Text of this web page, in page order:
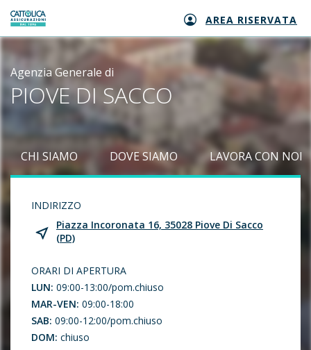
Generali logo AREA RISERVATA
Agenzia Generale di
PIOVE DI SACCO
CHI SIAMO DOVE SIAMO LAVORA CON NOI
INDIRIZZO
Piazza Incoronata 16, 35028 Piove Di Sacco
(PD)
ORARI DI APERTURA
LUN: 09:00-13:00/pom.chiuso
MAR-VEN: 09:00-18:00
SAB: 09:00-12:00/pom.chiuso
DOM: chiuso